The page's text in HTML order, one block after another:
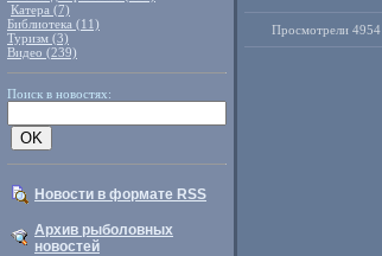
Катера (7)
Библиотека (11)
Туризм (3)
Видео (239)
Поиск в новостях:
Новости в формате RSS
Архив рыболовных
новостей
Просмотрели 4954